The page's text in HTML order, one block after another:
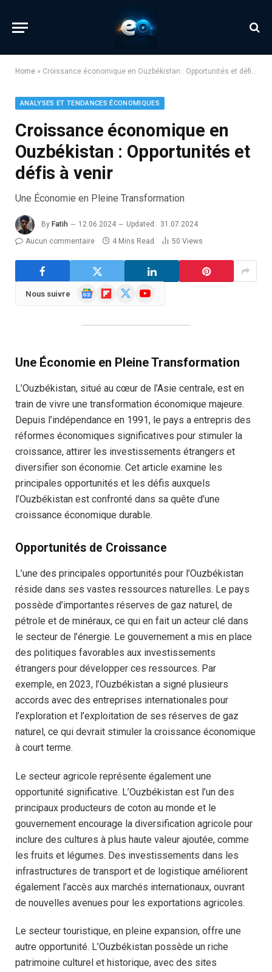
Home » Croissance économique en Ouzbékistan : Opportunités et défis à venir
ANALYSES ET TENDANCES ÉCONOMIQUES
Croissance économique en
Ouzbékistan : Opportunités et
défis à venir
Une Économie en Pleine Transformation
By Fatih 12.06.2024 Updated:
31.07.2024
Aucun commentaire
4 Mins Read 50 Views
Nous suivre
GoogleFlipboard YouTube
Une Économie en Pleine Transformation
L’Ouzbékistan, situé au cœur de l’Asie centrale, est en
train de vivre une transformation économique majeure.
Depuis l’indépendance en 1991, le pays a entrepris des
réformes économiques significatives pour stimuler la
croissance, attirer les investissements étrangers et
diversifier son économie. Cet article examine les
principales opportunités et les défis auxquels
l’Ouzbékistan est confronté dans sa quête d’une
croissance économique durable.
Opportunités de Croissance
L’une des principales opportunités pour l’Ouzbékistan
réside dans ses vastes ressources naturelles. Le pays
possède d’importantes réserves de gaz naturel, de
pétrole et de minéraux, ce qui en fait un acteur clé dans
le secteur de l’énergie. Le gouvernement a mis en place
des politiques favorables aux investissements
étrangers pour développer ces ressources. Par
exemple, en 2023, l’Ouzbékistan a signé plusieurs
accords avec des entreprises internationales pour
l’exploration et l’exploitation de ses réserves de gaz
naturel, ce qui devrait stimuler la croissance économique
à court terme.
Le secteur agricole représente également une
opportunité significative. L’Ouzbékistan est l’un des
principaux producteurs de coton au monde et le
gouvernement encourage la diversification agricole pour
inclure des cultures à plus haute valeur ajoutée, comme
les fruits et légumes. Des investissements dans les
infrastructures de transport et de logistique améliorent
également l’accès aux marchés internationaux, ouvrant
de nouvelles avenues pour les exportations agricoles.
Le secteur touristique, en pleine expansion, offre une
autre opportunité. L’Ouzbékistan possède un riche
patrimoine culturel et historique, avec des sites